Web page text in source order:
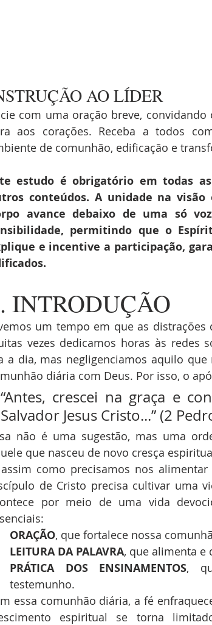
AO LÍDER
com uma oração breve,
aos corações. Receba a todos
de comunhão, edificação e
estudo é obrigatório em todas
conteúdos. A unidade na
avance debaixo de uma só
permitindo que o
e incentive a participação,
INTRODUÇÃO
um tempo em que as
vezes dedicamos horas às redes
a dia, mas negligenciamos aquilo
diária com Deus. Por isso, o
“Antes, crescei na graça e
Salvador Jesus Cristo...” (2
não é uma sugestão, mas uma
que nasceu de novo cresça
assim como precisamos nos
de Cristo precisa cultivar uma
por meio de uma vida
ORAÇÃO, que fortalece nossa
LEITURA DA PALAVRA, que alimenta e
PRÁTICA DOS ENSINAMENTOS,
testemunho.
essa comunhão diária, a fé
espiritual se torna